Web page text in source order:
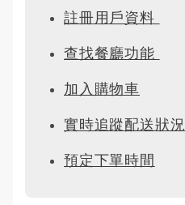
註冊用戶資料
查找餐廳功能
加入購物車
實時追蹤配送狀況
預定下單時間